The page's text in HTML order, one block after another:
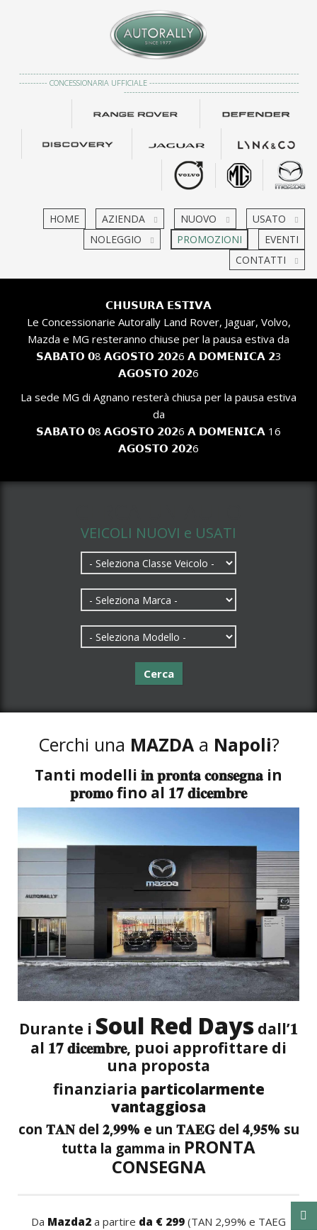
---------------------------------------------------------------------------------------------------
---------- CONCESSIONARIA UFFICIALE -----------------------------------------------------
--------------------------------------------------------------
HOME AZIENDA NUOVO
USATO
NOLEGGIO
PROMOZIONI
EVENTI
CONTATTI
𝗖𝗛𝗨𝗦𝗨𝗥𝗔 𝗘𝗦𝗧𝗜𝗩𝗔
Le Concessionarie Autorally Land Rover, Jaguar, Volvo,
Mazda e MG resteranno chiuse per la pausa estiva da
𝗦𝗔𝗕𝗔𝗧𝗢 𝟬8 𝗔𝗚𝗢𝗦𝗧𝗢 𝟮𝟬𝟮6 𝗔 𝗗𝗢𝗠𝗘𝗡𝗜𝗖𝗔 𝟮3
𝗔𝗚𝗢𝗦𝗧𝗢 𝟮𝟬𝟮6
La sede MG di Agnano resterà chiusa per la pausa estiva
da
𝗦𝗔𝗕𝗔𝗧𝗢 𝟬8 𝗔𝗚𝗢𝗦𝗧𝗢 𝟮𝟬𝟮6 𝗔 𝗗𝗢𝗠𝗘𝗡𝗜𝗖𝗔 16
𝗔𝗚𝗢𝗦𝗧𝗢 𝟮𝟬𝟮6
VEICOLI NUOVI e USATI
Cerca
Cerchi una MAZDAa Napoli?
Tanti modelli 𝐢𝐧 𝐩𝐫𝐨𝐧𝐭𝐚 𝐜𝐨𝐧𝐬𝐞𝐠𝐧𝐚 in
𝐩𝐫𝐨𝐦𝐨 fino al 𝟏𝟕 𝐝𝐢𝐜𝐞𝐦𝐛𝐫𝐞
Durante i Soul Red Days dall’𝟏
al 𝟏𝟕 𝐝𝐢𝐜𝐞𝐦𝐛𝐫𝐞, puoi approfittare di
una proposta
finanziaria particolarmente
vantaggiosa
con 𝐓𝐀𝐍 del 𝟐,𝟗𝟗% e un 𝐓𝐀𝐄𝐆 del 𝟒,𝟗𝟓% su
tutta la gamma in PRONTA
CONSEGNA
Da Mazda2 a partire da € 299 (TAN 2,99% e TAEG